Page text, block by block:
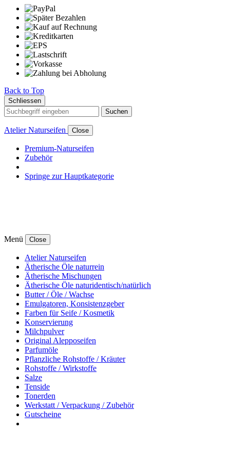
Back to Top
Schliessen
Suchen
Atelier Naturseifen Close
Premium-Naturseifen
Zubehör
Springe zur Hauptkategorie
Menü Close
Atelier Naturseifen
Ätherische Öle naturrein
Ätherische Mischungen
Ätherische Öle naturidentisch/natürlich
Butter / Öle / Wachse
Emulgatoren, Konsistenzgeber
Farben für Seife / Kosmetik
Konservierung
Milchpulver
Original Alepposeifen
Parfumöle
Pflanzliche Rohstoffe / Kräuter
Rohstoffe / Wirkstoffe
Salze
Tenside
Tonerden
Werkstatt / Verpackung / Zubehör
Gutscheine